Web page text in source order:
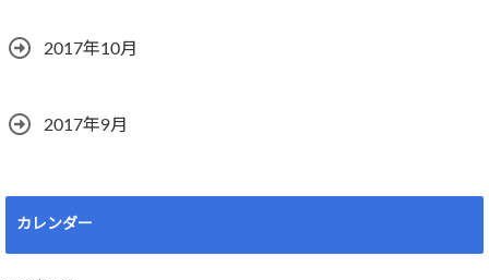
2017年10月
2017年9月
カレンダー